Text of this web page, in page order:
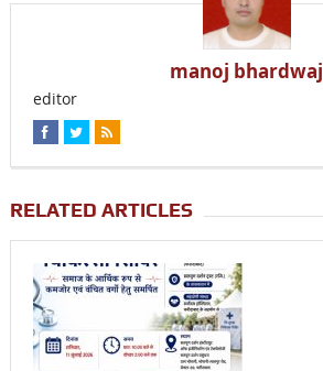
manoj bhardwaj
editor
RELATED ARTICLES